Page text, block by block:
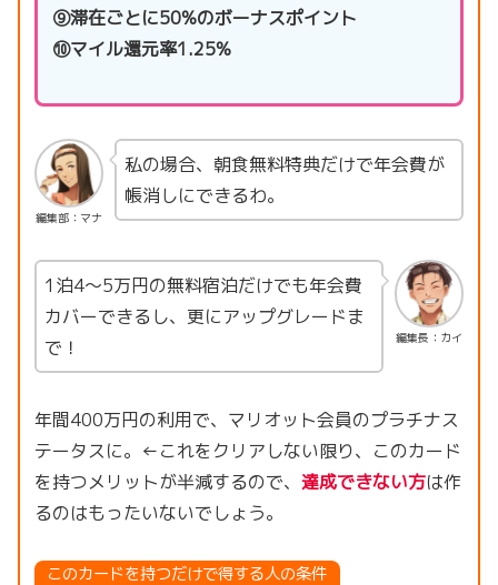
⑨滞在ごとに50%のボーナスポイント
⑩マイル還元率1.25%
編集部：マナ
私の場合、朝食無料特典だけで年会費が
帳消しにできるわ。
編集長：カイ
1泊4〜5万円の無料宿泊だけでも年会費
カバーできるし、更にアップグレードま
で！
年間400万円の利用で、マリオット会員のプラチナス
テータスに。←これをクリアしない限り、このカード
を持つメリットが半減するので、 達成できない方は作
るのはもったいないでしょう。
このカードを持つだけで得する人の条件